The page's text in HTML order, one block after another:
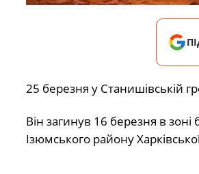
25 березня у Станишівській
Він загинув 16 березня в
Ізюмського району